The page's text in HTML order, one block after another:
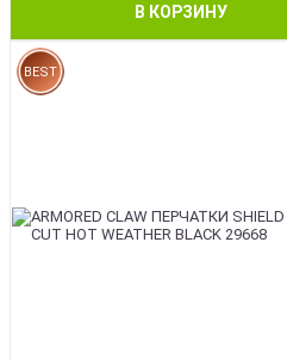
В КОРЗИНУ
BEST